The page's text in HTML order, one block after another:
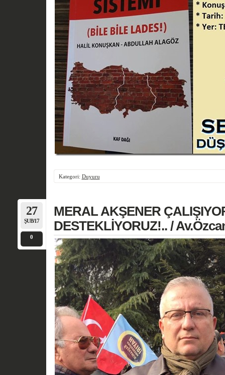
Kategori: Duyuru
27
ŞUB/17
0
MERAL AKŞENER
DESTEKLİYORUZ!.. /